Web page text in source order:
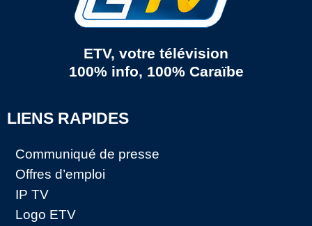
ETV, votre télévision
100% info, 100% Caraïbe
LIENS RAPIDES
Communiqué de presse
Offres d’emploi
IP TV
Logo ETV